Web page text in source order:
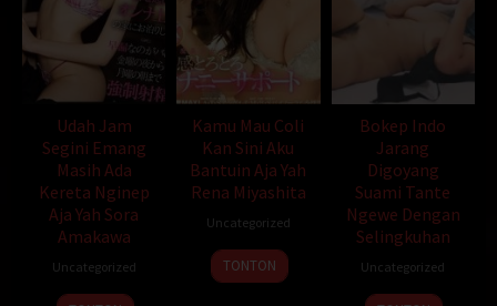
УЧАСТВУЮТ ВСЕ ЖЕЛАЮЩИЕ!
Цитируем мой пост и выбираем свободную цифру, запишите
на свободное число писать не надо, записывать небуду.
Крутим по заполнению всех мест.
Победители выбираются на сайте randstuff.ru
25 участников — 2 победителя, каждый из которых получит
скидочный купон на 500р при 50% оплате товара!
всем привет! хочу написать отзыв на гашиш Apple. И так
начнем сначала. Клад был сделан как всегда грамотно!
упаковка оказалась не стандартной как раньше) изолента и
Udah Jam
Segini Emang
Masih Ada
Kereta Nginep
Aja Yah Sora
Amakawa
Uncategorized
Kamu Mau Coli
Kan Sini Aku
Bantuin Aja Yah
Rena Miyashita
Uncategorized
TONTON
Bokep Indo
Jarang
Digoyang
Suami Tante
Ngewe Dengan
Selingkuhan
Uncategorized